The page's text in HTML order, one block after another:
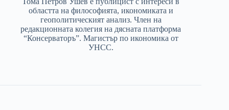
областта на философията, икономиката и
геополитическият анализ. Член на
редакционната колегия на дясната платформа
“Консерваторъ”. Магистър по икономика от
УНСС.